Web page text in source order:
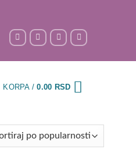
KORPA /0.00 RSD